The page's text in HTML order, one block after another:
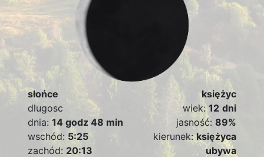
słońce
dlugosc
dnia:14 godz 48 min
wschód: 5:25
zachód: 20:13
księżyc
wiek:12 dni
jasność: 89%
kierunek:księżyca
ubywa